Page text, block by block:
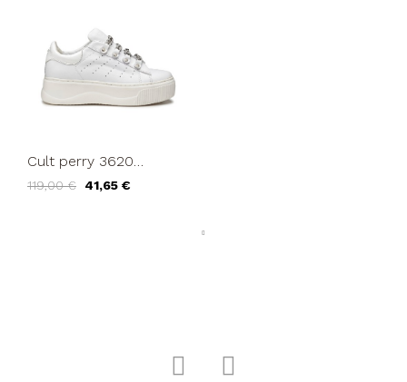
Cult perry 3620
catena strass bianco
119,00 € 41,65 €